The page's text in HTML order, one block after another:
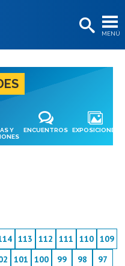
MENÚ
os
os
Y
ENCUENTROS EXPOSICIONES
113 112 111 110 109
101 100 99 98
97